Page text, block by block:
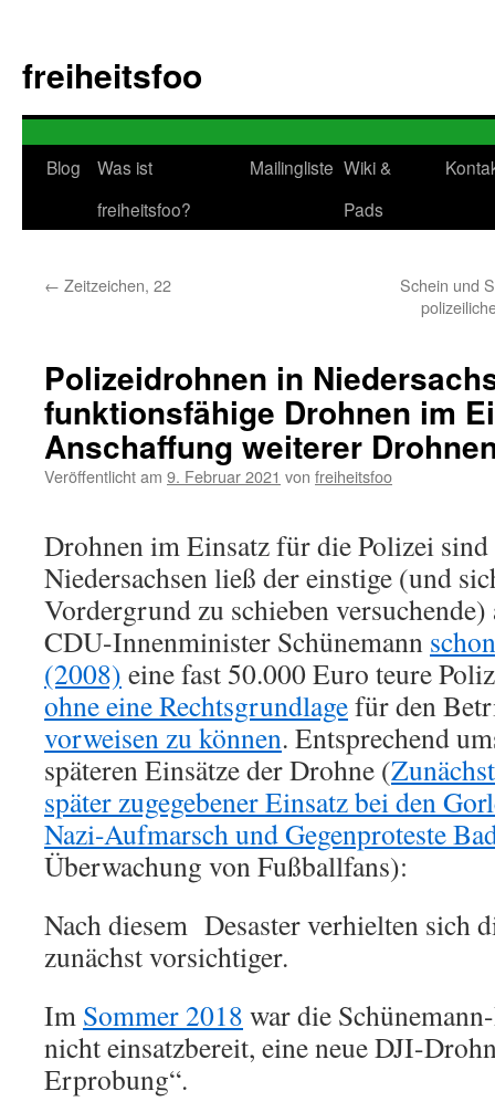
springen
freiheitsfoo
Blog
Was ist
freiheitsfoo?
Mailingliste Wiki &
Pads
← Zeitzeichen, 22
Schein und
Polizeidrohnen in
funktionsfähige Drohnen im
Anschaffung weiterer
Veröffentlicht am 9. Februar 2021 von freiheitsfoo
Drohnen im Einsatz für die Polizei
Niedersachsen ließ der einstige (und
Vordergrund zu schieben
CDU-Innenminister Schünemann
(2008) eine fast 50.000 Euro teure
ohne eine Rechtsgrundlagefür den
vorweisen zu können. Entsprechend
späteren Einsätze der Drohne (
später zugegebener Einsatz bei den
Nazi-Aufmarsch und Gegenproteste
Überwachung von Fußballfans):
Nach diesem Desaster verhielten sich
zunächst vorsichtiger.
Im Sommer 2018 war die
nicht einsatzbereit, eine neue DJI-
Erprobung“.